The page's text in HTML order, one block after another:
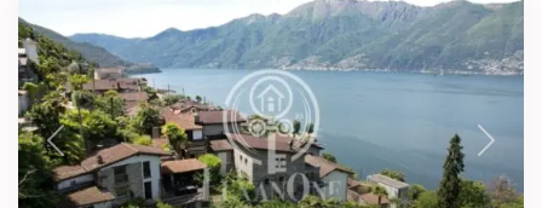
Previous Next